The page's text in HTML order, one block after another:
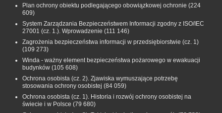
Plan ochrony obiektu podlegającego obowiązkowej ochronie (224
609)
System Zarządzania Bezpieczeństwem Informacji zgodny z ISO/IEC
27001 (cz. 1.). Wprowadzenie (111 146)
Zagrożenia bezpieczeństwa informacji w przedsiębiorstwie (cz. 1)
(109 273)
Winda - ważny element bezpieczeństwa pożarowego w ewakuacji
budynków (105 608)
Ochrona osobista (cz. 2). Zjawiska wymuszające potrzebę
stosowania ochrony osobistej (84 059)
Ochrona osobista (cz. 1). Historia i rozwój ochrony osobistej na
świecie i w Polsce (79 680)